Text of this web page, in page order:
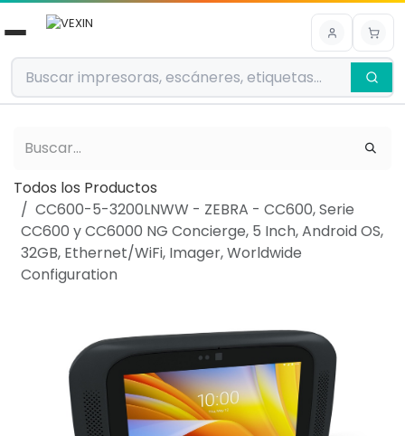
Ir al contenido
Todos los Productos
CC600-5-3200LNWW - ZEBRA - CC600, Serie
CC600 y CC6000 NG Concierge, 5 Inch, Android OS,
32GB, Ethernet/WiFi, Imager, Worldwide
Configuration